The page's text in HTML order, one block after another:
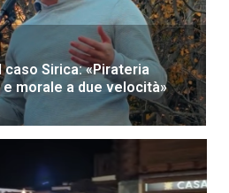
caso Sirica: «Pirateria
morale a due velocità»